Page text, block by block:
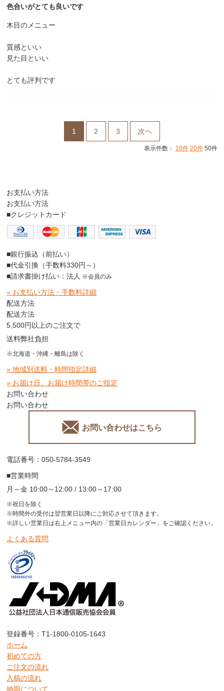
色合いがとても良いです
木目のメニュー
質感といい
見た目といい
とても評判です
1 2 3 次へ
表示件数： 10件 20件50件
お支払い方法
お支払い方法
■クレジットカード
■銀行振込（前払い）
■代金引換（手数料330円～）
■請求書掛け払い：法人 ※会員のみ
» お支払い方法・手数料詳細
配送方法
配送方法
5,500円以上のご注文で
送料弊社負担
※北海道・沖縄・離島は除く
» 地域別送料・時間指定詳細
» お届け日、お届け時間帯のご指定
お問い合わせ
お問い合わせ
お問い合わせはこちら
電話番号：050-5784-3549
■営業時間
月～金 10:00～12:00 / 13:00～17:00
※祝日を除く
※時間外の受付は翌営業日以降にご対応させて頂きます。
※詳しい営業日は右上メニュー内の「営業日カレンダー」をご確認ください。
よくある質問
登録番号：T1-1800-0105-1643
ホーム
初めての方
ご注文の流れ
入稿の流れ
納期について